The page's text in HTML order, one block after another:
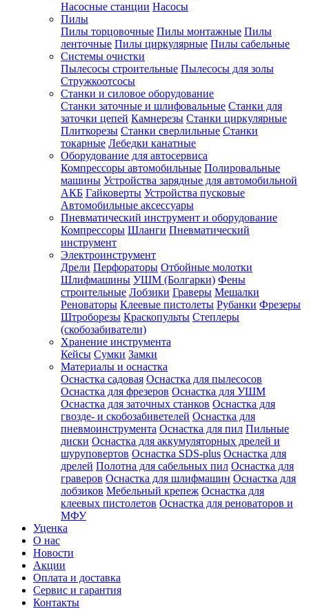
Насосные станции Насосы
Пилы
Пилы торцовочные Пилы монтажные Пилы
ленточные Пилы циркулярные Пилы сабельные
Системы очистки
Пылесосы строительные Пылесосы для золы
Стружкоотсосы
Станки и силовое оборудование
Станки заточные и шлифовальные Станки для
заточки цепей Камнерезы Станки циркулярные
Плиткорезы Станки сверлильные Станки
токарные Лебедки канатные
Оборудование для автосервиса
Компрессоры автомобильные Полировальные
машины Устройства зарядные для автомобильной
АКБ Гайковерты Устройства пусковые
Автомобильные аксессуары
Пневматический инструмент и оборудование
Компрессоры Шланги Пневматический
инструмент
Электроинструмент
Дрели Перфораторы Отбойные молотки
Шлифмашины УШМ (Болгарки) Фены
строительные Лобзики Граверы Мешалки
Реноваторы Клеевые пистолеты Рубанки Фрезеры
Штроборезы Краскопульты Степлеры
(скобозабиватели)
Хранение инструмента
Кейсы Сумки Замки
Материалы и оснастка
Оснастка садовая Оснастка для пылесосов
Оснастка для фрезеров Оснастка для УШМ
Оснастка для заточных станков Оснастка для
гвозде- и скобозабиветелей Оснастка для
пневмоинструмента Оснастка для пил Пильные
диски Оснастка для аккумуляторных дрелей и
шуруповертов Оснастка SDS-plus Оснастка для
дрелей Полотна для сабельных пил Оснастка для
граверов Оснастка для шлифмашин Оснастка для
лобзиков Мебельный крепеж Оснастка для
клеевых пистолетов Оснастка для реноваторов и
МФУ
Уценка
О нас
Новости
Акции
Оплата и доставка
Сервис и гарантия
Контакты